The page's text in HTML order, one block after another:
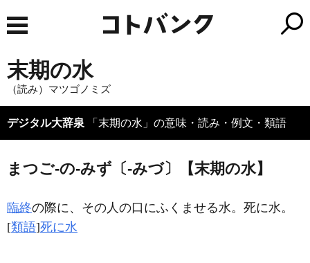
末期の水
（読み）マツゴノミズ
デジタル大辞泉 「末期の水」の意味・読み・例文・類語
まつご‐の‐みず〔‐みづ〕【末期の水】
臨終の際に、その人の口にふくませる水。死に水。
[類語]死に水